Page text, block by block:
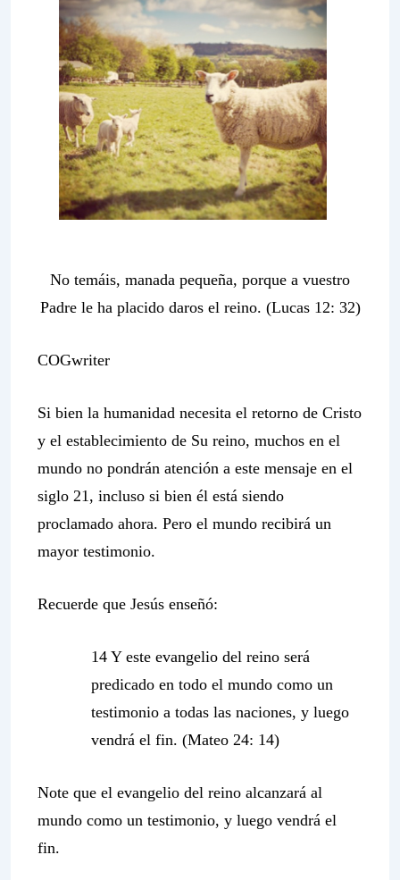
No temáis, manada pequeña, porque a vuestro
Padre le ha placido daros el reino. (Lucas 12: 32)
COGwriter
Si bien la humanidad necesita el retorno de Cristo
y el establecimiento de Su reino, muchos en el
mundo no pondrán atención a este mensaje en el
siglo 21, incluso si bien él está siendo
proclamado ahora. Pero el mundo recibirá un
mayor testimonio.
Recuerde que Jesús enseñó:
14 Y este evangelio del reino será
predicado en todo el mundo como un
testimonio a todas las naciones, y luego
vendrá el fin. (Mateo 24: 14)
Note que el evangelio del reino alcanzará al
mundo como un testimonio, y luego vendrá el
fin.